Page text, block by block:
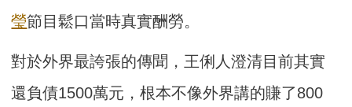
瑩節目鬆口當時真實酬勞。
對於外界最誇張的傳聞，王俐人澄清目前其實
還負債1500萬元，根本不像外界講的賺了800